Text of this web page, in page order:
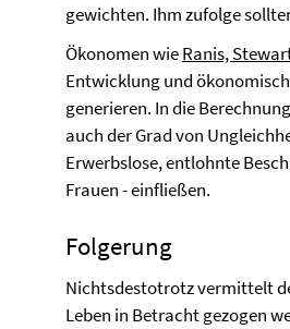
gewichten. Ihm zufolge
Ökonomen wieRanis,
Entwicklung und
generieren. In die
auch der Grad von
Erwerbslose, entlohnte
Frauen - einfließen.
Folgerung
Nichtsdestotrotz vermittelt
Leben in Betracht gezogen